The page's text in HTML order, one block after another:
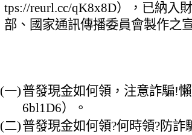
tps://reurl.cc/qK8x8D），已納入
部、國家通訊傳播委員會製作之
(一)普發現金如何領，注意詐騙!
6bl1D6）。
(二)普發現金如何領?何時領?防詐